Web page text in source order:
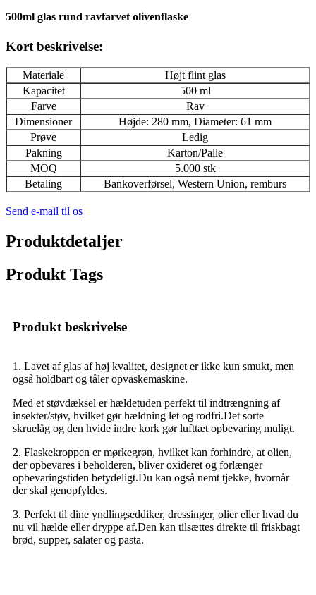
500ml glas rund ravfarvet olivenflaske
Kort beskrivelse:
Materiale
Højt flint glas
Kapacitet
500 ml
Farve
Rav
Dimensioner
Højde: 280 mm, Diameter: 61 mm
Prøve
Ledig
Pakning
Karton/Palle
MOQ
5.000 stk
Betaling
Bankoverførsel, Western Union, remburs
Send e-mail til os
Produktdetaljer
Produkt Tags
Produkt beskrivelse
1. Lavet af glas af høj kvalitet, designet er ikke kun smukt, men
også holdbart og tåler opvaskemaskine.
Med et støvdæksel er hældetuden perfekt til indtrængning af
insekter/støv, hvilket gør hældning let og rodfri.Det sorte
skruelåg og den hvide indre kork gør lufttæt opbevaring muligt.
2. Flaskekroppen er mørkegrøn, hvilket kan forhindre, at olien,
der opbevares i beholderen, bliver oxideret og forlænger
opbevaringstiden betydeligt.Du kan også nemt tjekke, hvornår
der skal genopfyldes.
3. Perfekt til dine yndlingseddiker, dressinger, olier eller hvad du
nu vil hælde eller dryppe af.Den kan tilsættes direkte til friskbagt
brød, supper, salater og pasta.